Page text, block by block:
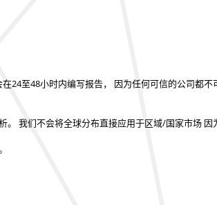
24至48小时内编写报告， 因为任何可信的公司都
。 我们不会将全球分布直接应用于区域/国家市场 因